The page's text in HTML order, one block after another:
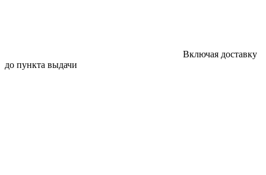
Включая доставку
до пункта выдачи